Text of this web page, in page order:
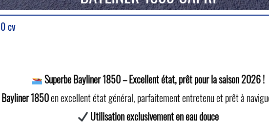
cv
Superbe Bayliner 1850 – Excellent état, prêt pour la saison 2026 !
Bayliner 1850en excellent état général, parfaitement entretenu et prêt à
Utilisation exclusivement en eau douce